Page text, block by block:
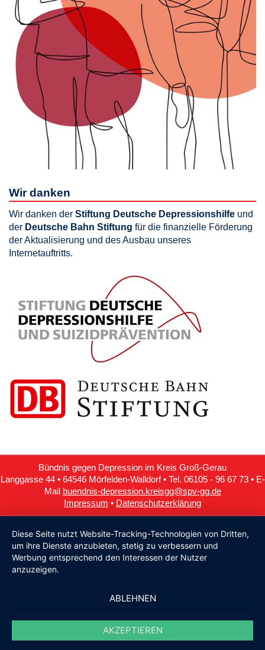
Wir danken
Wir danken der Stiftung Deutsche Depressionshilfe und
der Deutsche Bahn Stiftung für die finanzielle Förderung
der Aktualisierung und des Ausbau unseres
Internetauftritts.
Bündnis gegen Depression im Kreis Groß-Gerau
Langgasse 44 • 64546 Mörfelden-Walldorf • Tel. 06105 - 96 67 73 • E-
Mail buendnis-depression.kreisgg@spv-gg.de
Impressum • Datenschutzerklärung
Diese Seite nutzt Website-Tracking-Technologien von Dritten,
um ihre Dienste anzubieten, stetig zu verbessern und
Werbung entsprechend den Interessen der Nutzer
anzuzeigen.
ABLEHNEN
AKZEPTIEREN